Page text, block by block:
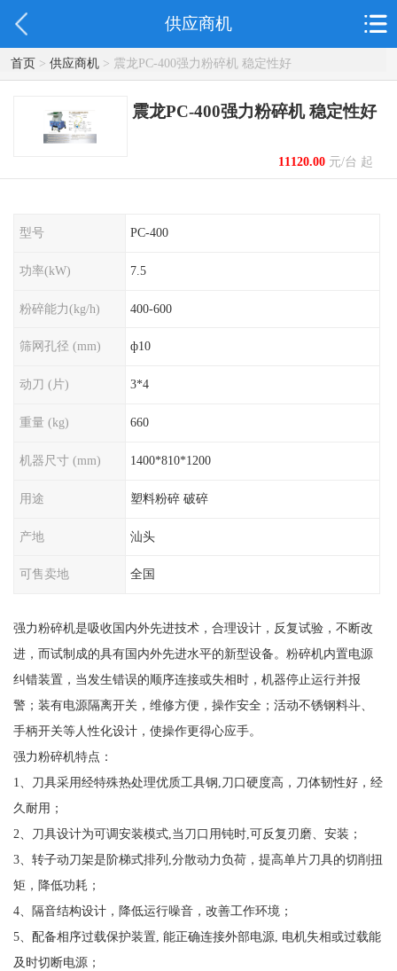
供应商机
首页> 供应商机> 震龙PC-400强力粉碎机 稳定性好
震龙PC-400强力粉碎机 稳定性好
11120.00元/台 起
型号 PC-400
功率(kW) 7.5
粉碎能力(kg/h) 400-600
筛网孔径 (mm) ф10
动刀 (片) 3*4
重量 (kg) 660
机器尺寸 (mm) 1400*810*1200
用途 塑料粉碎 破碎
产地 汕头
可售卖地 全国
强力粉碎机是吸收国内外先进技术，合理设计，反复试验，不断改
进，而试制成的具有国内外先进水平的新型设备。 粉碎机内置电源
纠错装置，当发生错误的顺序连接或失相时，机器停止运行并报
警；装有电源隔离开关，维修方便，操作安全；活动不锈钢料斗、
手柄开关等人性化设计，使操作更得心应手。
强力粉碎机特点：
1
刀具采用经特殊热处理优质工具钢 刀口硬度高，刀体韧性好，经
久耐用 ；
2
刀具设计为可调安装模式, 当刀口用钝时, 可反复刃磨、安装 ；
3、 转子动刀架是阶梯式排列 分散动力负荷，提高单片刀具的切削扭
矩，降低功耗 ；
4、 隔音结构设计，降低运行噪音，改善工作环境 ；
5、 配备相序过载保护装置, 能正确连接外部电源, 电机失相或过载能
及时切断电源；